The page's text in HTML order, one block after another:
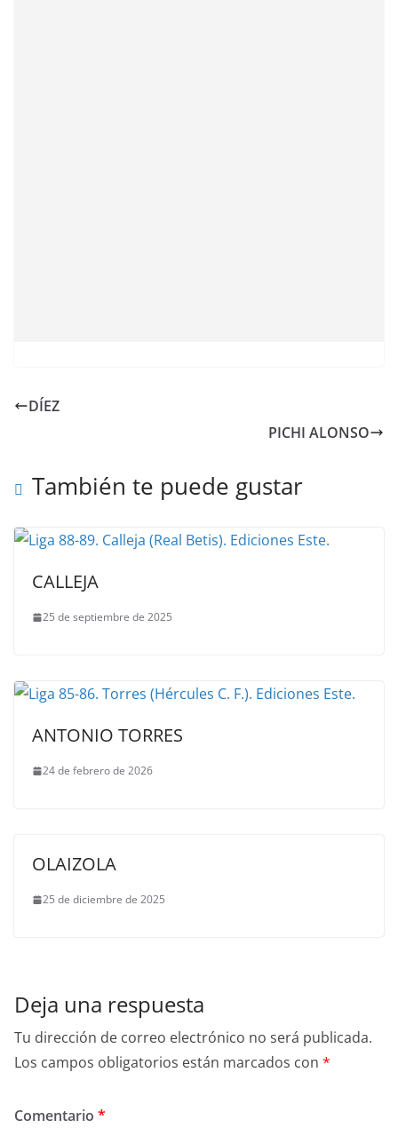
DÍEZ
PICHI ALONSO
También te puede gustar
CALLEJA
25 de septiembre de 2025
ANTONIO TORRES
24 de febrero de 2026
OLAIZOLA
25 de diciembre de 2025
Deja una respuesta
Tu dirección de correo electrónico no será publicada.
Los campos obligatorios están marcados con *
Comentario *